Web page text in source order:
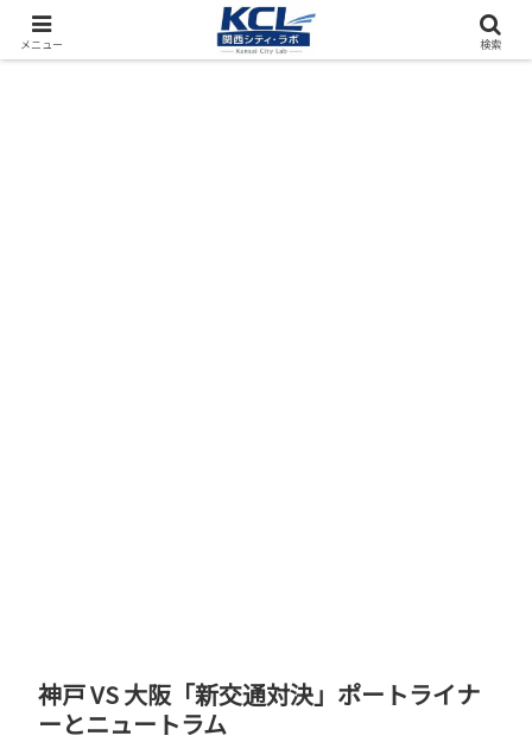
都市再開発をフィールド調査（累計アクセス数4000万PV）
神戸 VS 大阪「新交通対決」ポートライナ
ーとニュートラム
メニュー 検索